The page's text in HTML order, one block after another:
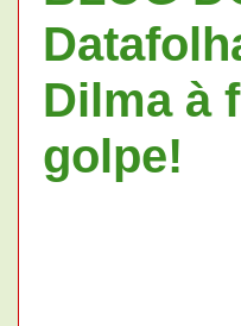
Dilma à
golpe!